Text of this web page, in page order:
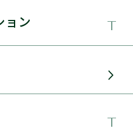
ョン